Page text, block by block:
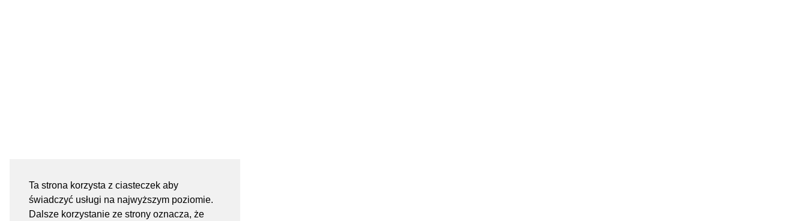
Ta strona korzysta z ciasteczek aby
świadczyć usługi na najwyższym poziomie.
Dalsze korzystanie ze strony oznacza, że